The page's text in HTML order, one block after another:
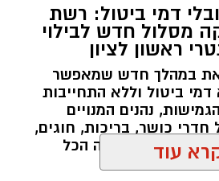
נחשף? צילומים מאירוע
בכתבה? נשמח שתשתפו
ראשון לציון בחשד להטרדה
נפתחה בעקבות תלונה
ראשון לציון. עם קבלת
סמויה, שבמהלכה ביצעו
חקירה שנועדו לגבש
החשוד.
דמי ביטול: רשת
מסלול חדש לבילוי
ראשון לציון
במהלך חדש שמאפשר
ביטול וללא התחייבות
נהנים המנויים
כושר, בריכות, חוגים,
לכל המשפחה הכל